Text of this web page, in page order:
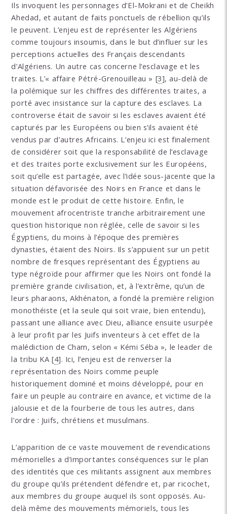
Ils invoquent les personnages d’El-Mokrani et de Cheikh
Ahedad, et autant de faits ponctuels de rébellion qu’ils
le peuvent. L’enjeu est de représenter les Algériens
comme toujours insoumis, dans le but d’influer sur les
perceptions actuelles des Français descendants
d’Algériens. Un autre cas concerne l’esclavage et les
traites. L’« affaire Pétré-Grenouilleau » [3], au-delà de
la polémique sur les chiffres des différentes traites, a
porté avec insistance sur la capture des esclaves. La
controverse était de savoir si les esclaves avaient été
capturés par les Européens ou bien s’ils avaient été
vendus par d’autres Africains. L’enjeu ici est finalement
de considérer soit que la responsabilité de l’esclavage
et des traites porte exclusivement sur les Européens,
soit qu’elle est partagée, avec l’idée sous-jacente que la
situation défavorisée des Noirs en France et dans le
monde est le produit de cette histoire. Enfin, le
mouvement afrocentriste tranche arbitrairement une
question historique non réglée, celle de savoir si les
Égyptiens, du moins à l’époque des premières
dynasties, étaient des Noirs. Ils s’appuient sur un petit
nombre de fresques représentant des Égyptiens au
type négroïde pour affirmer que les Noirs ont fondé la
première grande civilisation, et, à l’extrême, qu’un de
leurs pharaons, Akhénaton, a fondé la première religion
monothéiste (et la seule qui soit vraie, bien entendu),
passant une alliance avec Dieu, alliance ensuite usurpée
à leur profit par les Juifs inventeurs à cet effet de la
malédiction de Cham, selon « Kémi Séba », le leader de
la tribu KA [4]. Ici, l’enjeu est de renverser la
représentation des Noirs comme peuple
historiquement dominé et moins développé, pour en
faire un peuple au contraire en avance, et victime de la
jalousie et de la fourberie de tous les autres, dans
l’ordre : Juifs, chrétiens et musulmans.
L’apparition de ce vaste mouvement de revendications
mémorielles a d’importantes conséquences sur le plan
des identités que ces militants assignent aux membres
du groupe qu’ils prétendent défendre et, par ricochet,
aux membres du groupe auquel ils sont opposés. Au-
delà même des mouvements mémoriels, tous les